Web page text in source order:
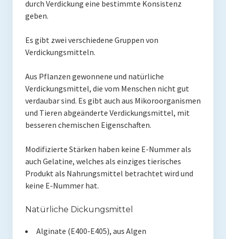
durch Verdickung eine bestimmte Konsistenz
geben.
Es gibt zwei verschiedene Gruppen von
Verdickungsmitteln.
Aus Pflanzen gewonnene und natürliche
Verdickungsmittel, die vom Menschen nicht gut
verdaubar sind. Es gibt auch aus Mikoroorganismen
und Tieren abgeänderte Verdickungsmittel, mit
besseren chemischen Eigenschaften.
Modifizierte Stärken haben keine E-Nummer als
auch Gelatine, welches als einziges tierisches
Produkt als Nahrungsmittel betrachtet wird und
keine E-Nummer hat.
Natürliche Dickungsmittel
Alginate (E400-E405), aus Algen